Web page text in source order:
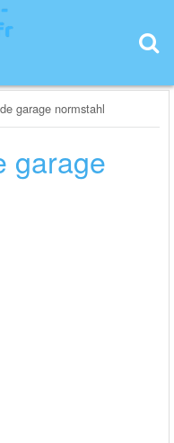
garage normstahl
garage